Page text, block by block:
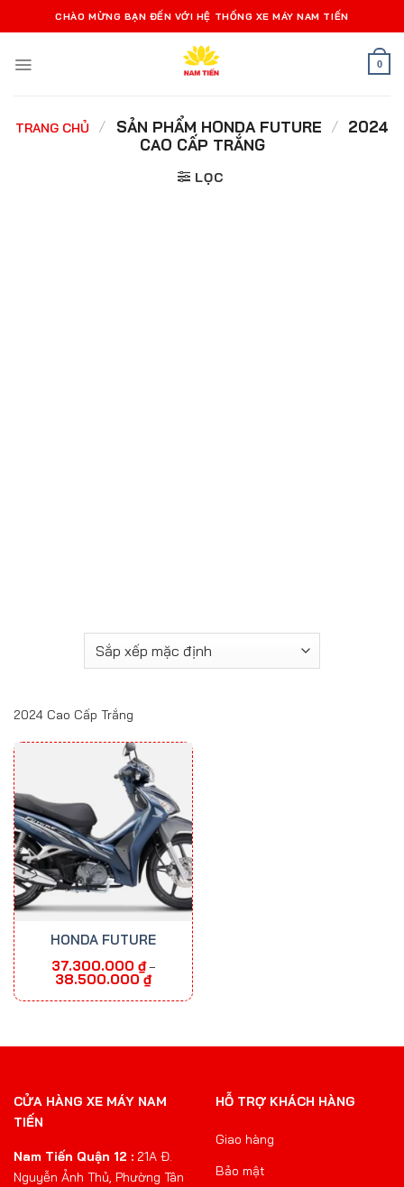
qua
dung
CHÀO MỪNG BẠN ĐẾN VỚI HỆ THỐNG XE MÁY NAM TIẾN
0
TRANG CHỦ / SẢN PHẨM HONDA FUTURE / 2024
CAO CẤP TRẮNG
LỌC
2024 Cao Cấp Trắng
HONDA FUTURE
37.300.000 ₫ –
38.500.000₫Khoảng
giá:
37.300.000 ₫
CỬA HÀNG XE MÁY NAM
TIẾN
Nam Tiến Quận 12 : 21A Đ.
Nguyễn Ảnh Thủ, Phường Tân
HỖ TRỢ KHÁCH HÀNG
Giao hàng
Bảo mật